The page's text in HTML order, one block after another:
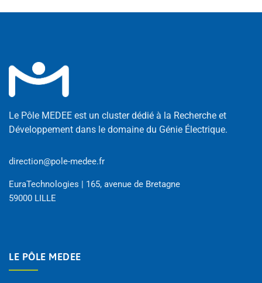
Le Pôle MEDEE est un cluster dédié à la Recherche et
Développement dans le domaine du Génie Électrique.
direction@pole-medee.fr
EuraTechnologies | 165, avenue de Bretagne
59000 LILLE
LE PÔLE MEDEE